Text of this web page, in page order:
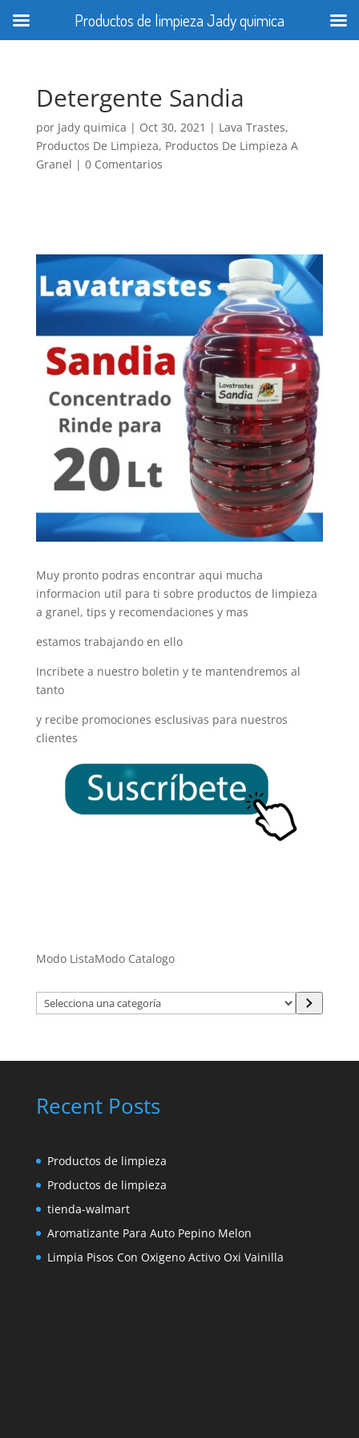
Detergente Sandia
por Jady quimica | Oct 30, 2021 | Lava Trastes,
Productos De Limpieza, Productos De Limpieza A
Granel | 0 Comentarios
Muy pronto podras encontrar aqui mucha
informacion util para ti sobre productos de limpieza
a granel, tips y recomendaciones y mas
estamos trabajando en ello
Incribete a nuestro boletin y te mantendremos al
tanto
y recibe promociones esclusivas para nuestros
clientes
Modo ListaModo Catalogo
Selecciona
una
Recent Posts
Productos de limpieza
Productos de limpieza
tienda-walmart
Aromatizante Para Auto Pepino Melon
Limpia Pisos Con Oxigeno Activo Oxi Vainilla
Productos de limpieza Jady quimica